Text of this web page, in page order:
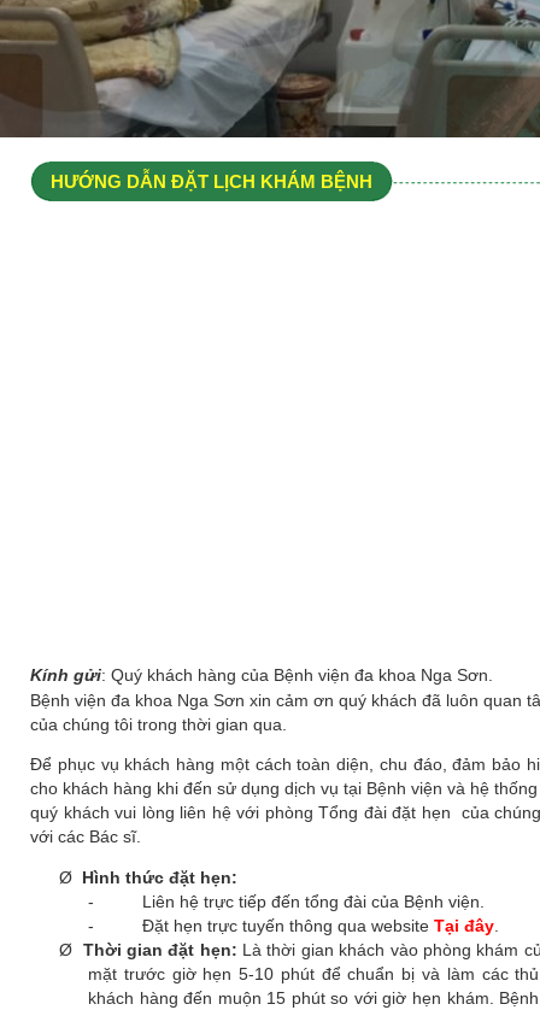
HƯỚNG DẪN ĐẶT LỊCH KHÁM BỆNH
Kính gửi: Quý khách hàng của Bệnh viện đa khoa Nga Sơn.
Bệnh viện đa khoa Nga Sơn xin cảm ơn quý khách đã luôn quan
của chúng tôi trong thời gian qua.
Để phục vụ khách hàng một cách toàn diện, chu đáo, đảm bảo
cho khách hàng khi đến sử dụng dịch vụ tại Bệnh viện và hệ
quý khách vui lòng liên hệ với phòng Tổng đài đặt hẹn của
với các Bác sĩ.
Ø Hình thức đặt hẹn:
-
Liên hệ trực tiếp đến tổng đài của Bệnh viện.
-
Đặt hẹn trực tuyến thông qua website Tại đây
Ø Thời gian đặt hẹn: Là thời gian khách vào phòng khám
mặt trước giờ hẹn 5-10 phút để chuẩn bị và làm các
khách hàng đến muộn 15 phút so với giờ hẹn khám.